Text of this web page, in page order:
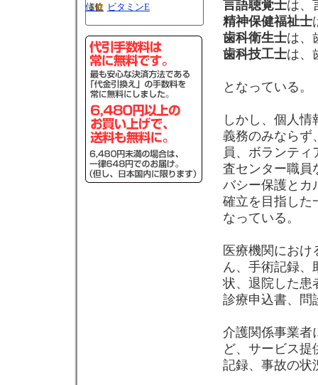
言語聴覚士は、
精神保健福祉士
歯科衛生士は、
歯科技工士は、
となっている。
しかし、個人
義務のみならず
員、ボランテ
査センター職員
バシー保護とカ
確立を目指した
なっている。
医療機関にお
ん、手術記録、
状、退院した患
診療申込書、問
介護関係事業者
ど、サービス
記録、事故の状
位） ビタミンE